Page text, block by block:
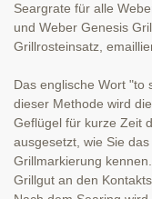
Seargrate für alle
und Weber Genesis
Grillrosteinsatz,
Das englische Wort "to
dieser Methode wird
Geflügel für kurze Zeit
ausgesetzt, wie Sie
Grillmarkierung
Grillgut an den